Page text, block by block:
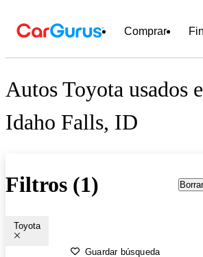
Comprar
Autos Toyota usados
Idaho Falls, ID
Filtros (1)
Toyota
Guardar búsqueda